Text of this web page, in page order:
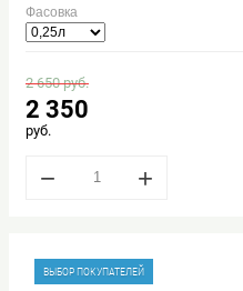
Фасовка
2 650руб.
2 350
руб.
− +
ВЫБОР ПОКУПАТЕЛЕЙ